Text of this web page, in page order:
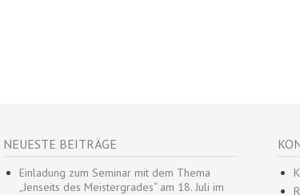
NEUESTE BEITRÄGE
Einladung zum Seminar mit dem Thema
„Jenseits des Meistergrades“ am 18. Juli im